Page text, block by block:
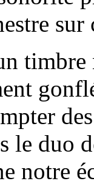
sur
le duo
notre